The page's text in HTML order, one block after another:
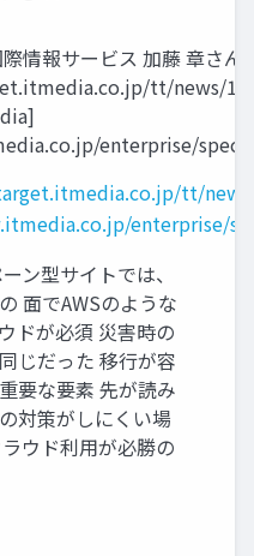
情報サービス 加藤 章さ
tt/news/
enterprise/
tt/
enterprise/
ン型サイトでは、
面でAWSのような
ドが必須 災害時の
じだった 移行が容
要な要素 先が読み
対策がしにくい場
ウド利用が必勝の